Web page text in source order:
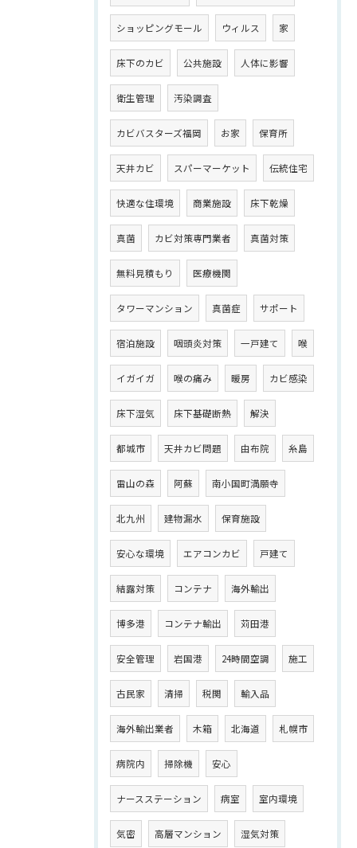
ショッピングモール ウィルス 家
床下のカビ 公共施設 人体に影響
衛生管理 汚染調査
カビバスターズ福岡 お家 保育所
天井カビ スパーマーケット 伝統住宅
快適な住環境 商業施設 床下乾燥
真菌 カビ対策専門業者 真菌対策
無料見積もり 医療機関
タワーマンション 真菌症 サポート
宿泊施設 咽頭炎対策 一戸建て 喉
イガイガ 喉の痛み 暖房 カビ感染
床下湿気 床下基礎断熱 解決
都城市 天井カビ問題 由布院 糸島
雷山の森 阿蘇 南小国町満願寺
北九州 建物漏水 保育施設
安心な環境 エアコンカビ 戸建て
結露対策 コンテナ 海外輸出
博多港 コンテナ輸出 苅田港
安全管理 岩国港 24時間空調 施工
古民家 清掃 税関 輸入品
海外輸出業者 木箱 北海道 札幌市
病院内 掃除機 安心
ナースステーション 病室 室内環境
気密 高層マンション 湿気対策